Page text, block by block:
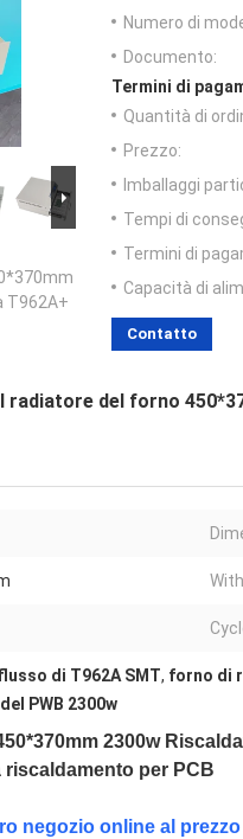
T962A+
Numero di
Documento:
Termini di
Quantità di
Prezzo:
Imballaggi
Tempi di
Termini di
Capacità di
Contatto
radiatore del forno
di T962A SMT, forno di
PWB 2300w
2300w
riscaldamento per PCB
negozio online al